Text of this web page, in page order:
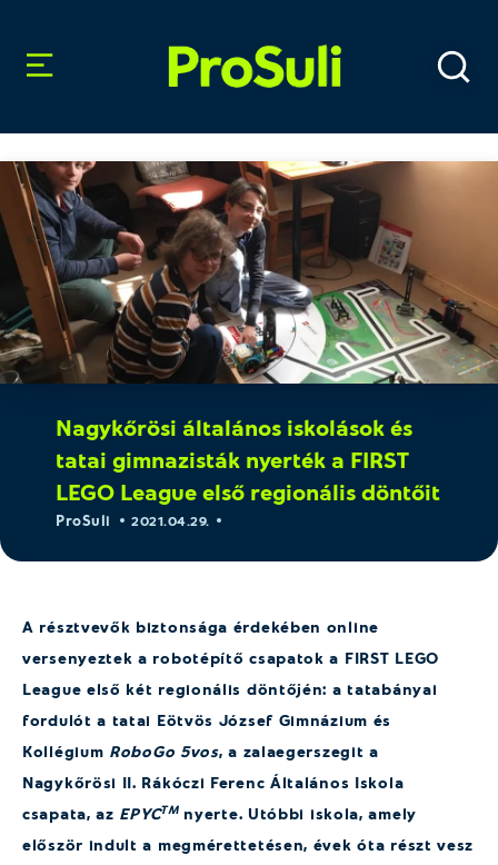
Nagykőrösi általános iskolások és
tatai gimnazisták nyerték a FIRST
LEGO League első regionális döntőit
ProSuli 2021.04.29.
A résztvevők biztonsága érdekében online
versenyeztek a robotépítő csapatok a FIRST LEGO
League első két regionális döntőjén: a tatabányai
fordulót a tatai Eötvös József Gimnázium és
Kollégium RoboGo 5vos, a zalaegerszegit a
Nagykőrösi II. Rákóczi Ferenc Általános Iskola
csapata, az EPYCTMnyerte. Utóbbi iskola, amely
először indult a megmérettetésen, évek óta részt vesz